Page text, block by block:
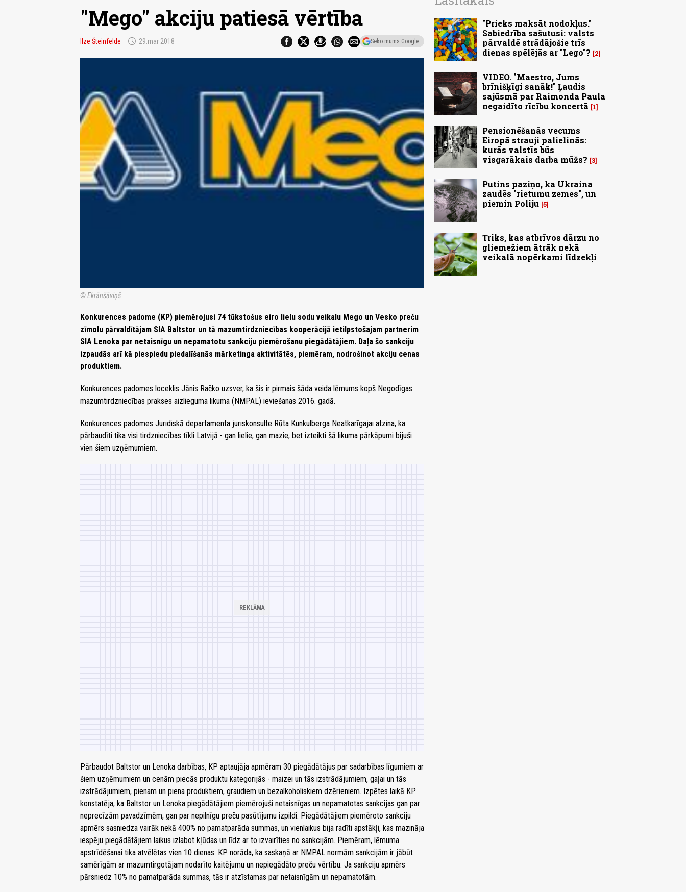
"Mego" akciju patiesā vērtība
Ilze Šteinfelde schedule 29.mar 2018 Seko mums Google
© Ekrānšāviņš
Konkurences padome (KP) piemērojusi 74 tūkstošus eiro lielu sodu veikalu Mego un Vesko preču
zīmolu pārvaldītājam SIA Baltstor un tā mazumtirdzniecības kooperācijā ietilpstošajam partnerim
SIA Lenoka par netaisnīgu un nepamatotu sankciju piemērošanu piegādātājiem. Daļa šo sankciju
izpaudās arī kā piespiedu piedalīšanās mārketinga aktivitātēs, piemēram, nodrošinot akciju cenas
produktiem.
Konkurences padomes loceklis Jānis Račko uzsver, ka šis ir pirmais šāda veida lēmums kopš Negodīgas
mazumtirdzniecības prakses aizlieguma likuma (NMPAL) ieviešanas 2016. gadā.
Konkurences padomes Juridiskā departamenta juriskonsulte Rūta Kunkulberga Neatkarīgajai atzina, ka
pārbaudīti tika visi tirdzniecības tīkli Latvijā - gan lielie, gan mazie, bet izteikti šā likuma pārkāpumi bijuši
vien šiem uzņēmumiem.
Pārbaudot Baltstor un Lenoka darbības, KP aptaujāja apmēram 30 piegādātājus par sadarbības līgumiem ar
šiem uzņēmumiem un cenām piecās produktu kategorijās - maizei un tās izstrādājumiem, gaļai un tās
izstrādājumiem, pienam un piena produktiem, graudiem un bezalkoholiskiem dzērieniem. Izpētes laikā KP
konstatēja, ka Baltstor un Lenoka piegādātājiem piemērojuši netaisnīgas un nepamatotas sankcijas gan par
neprecīzām pavadzīmēm, gan par nepilnīgu preču pasūtījumu izpildi. Piegādātājiem piemēroto sankciju
apmērs sasniedza vairāk nekā 400% no pamatparāda summas, un vienlaikus bija radīti apstākļi, kas mazināja
iespēju piegādātājiem laikus izlabot kļūdas un līdz ar to izvairīties no sankcijām. Piemēram, lēmuma
apstrīdēšanai tika atvēlētas vien 10 dienas. KP norāda, ka saskaņā ar NMPAL normām sankcijām ir jābūt
samērīgām ar mazumtirgotājam nodarīto kaitējumu un nepiegādāto preču vērtību. Ja sankciju apmērs
pārsniedz 10% no pamatparāda summas, tās ir atzīstamas par netaisnīgām un nepamatotām.
"Prieks maksāt nodokļus."
Sabiedrība sašutusi: valsts
pārvaldē strādājošie trīs
dienas spēlējās ar "Lego"?
2
VIDEO. "Maestro, Jums
brīnišķīgi sanāk!" Ļaudis
sajūsmā par Raimonda Paula
negaidīto rīcību koncertā
1
Pensionēšanās vecums
Eiropā strauji palielinās:
kurās valstīs būs
visgarākais darba mūžs? 3
Putins paziņo, ka Ukraina
zaudēs "rietumu zemes", un
piemin Poliju 5
Triks, kas atbrīvos dārzu no
gliemežiem ātrāk nekā
veikalā nopērkami līdzekļi